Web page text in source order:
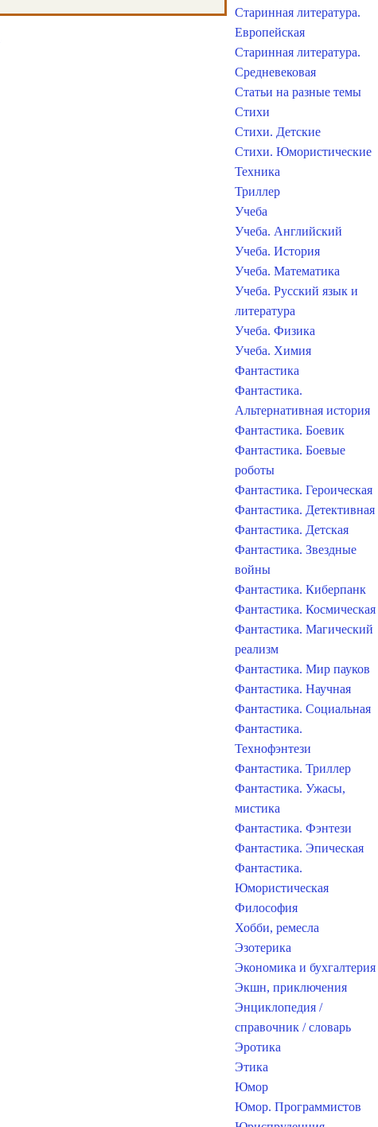
Старинная литература.
Европейская
Старинная литература.
Средневековая
Статьи на разные темы
Стихи
Стихи. Детские
Стихи. Юмористические
Техника
Триллер
Учеба
Учеба. Английский
Учеба. История
Учеба. Математика
Учеба. Русский язык и
литература
Учеба. Физика
Учеба. Химия
Фантастика
Фантастика.
Альтернативная история
Фантастика. Боевик
Фантастика. Боевые
роботы
Фантастика. Героическая
Фантастика. Детективная
Фантастика. Детская
Фантастика. Звездные
войны
Фантастика. Киберпанк
Фантастика. Космическая
Фантастика. Магический
реализм
Фантастика. Мир пауков
Фантастика. Научная
Фантастика. Социальная
Фантастика.
Технофэнтези
Фантастика. Триллер
Фантастика. Ужасы,
мистика
Фантастика. Фэнтези
Фантастика. Эпическая
Фантастика.
Юмористическая
Философия
Хобби, ремесла
Эзотерика
Экономика и бухгалтерия
Экшн, приключения
Энциклопедия /
справочник / словарь
Эротика
Этика
Юмор
Юмор. Программистов